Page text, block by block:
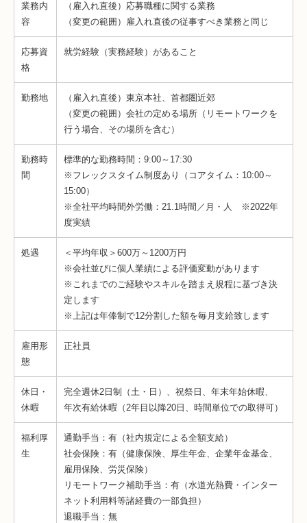
業務内
容
（雇入れ直後）応募職種に関する業務
（変更の範囲）雇入れ直後の従事すべき業務と同じ
応募資
格
就労経験（実務経験）があること
勤務地
（雇入れ直後）東京本社、首都圏近郊
（変更の範囲）会社の定める場所（リモートワークを
行う場合、その場所を含む）
勤務時
間
標準的な勤務時間：9:00～17:30
※フレックスタイム制度あり（コアタイム：10:00～
15:00）
※全社平均時間外労働：21.1時間／月・人 ※2022年
度実績
処遇
＜平均年収＞600万～1200万円
※会社並びに個人業績による評価変動があります
※これまでのご経験やスキルを踏まえ規程に基づき決
定します
※上記は年俸制で12分割した額を毎月支給致します
雇用形
態
正社員
休日・
休暇
完全週休2日制（土・日）、祝祭日、年末年始休暇、
年次有給休暇（2年目以降20日、時間単位での取得可）
福利厚
生
通勤手当：有（社内規定による全額支給）
社会保険：有（健康保険、厚生年金、企業年金基金、
雇用保険、労災保険）
リモートワーク補助手当：有（水道光熱費・インター
ネット利用料等諸経費の一部負担）
退職手当：無